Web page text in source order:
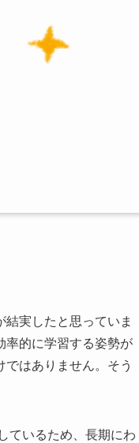
実したと思っていま
率的に学習する姿勢が
はありません。そう
ているため、長期にわ